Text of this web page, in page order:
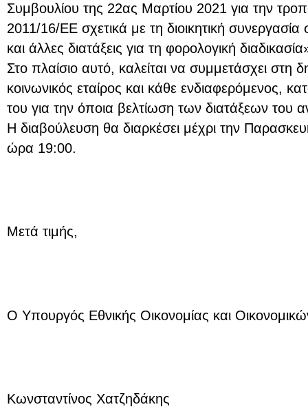
Συμβουλίου της 22ας Μαρτίου 2021 για την
2011/16/ΕΕ σχετικά με τη διοικητική
και άλλες διατάξεις για τη φορολογική
Στο πλαίσιο αυτό, καλείται να συμμετάσχει στη
κοινωνικός εταίρος και κάθε ενδιαφερόμενος,
του για την όποια βελτίωση των διατάξεων του
Η διαβούλευση θα διαρκέσει μέχρι την
ώρα 19:00.
Μετά τιμής,
O Υπουργός Εθνικής Οικονομίας και
Κωνσταντίνος Χατζηδάκης